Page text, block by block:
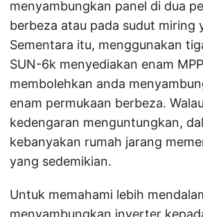
menyambungkan panel di dua
berbeza atau pada sudut miring
Sementara itu, menggunakan
SUN-6k menyediakan enam
membolehkan anda
enam permukaan berbeza.
kedengaran menguntungkan,
kebanyakan rumah jarang
yang sedemikian.
Untuk memahami lebih
menyambungkan inverter